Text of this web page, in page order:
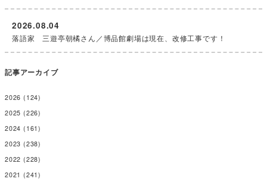
落語家 三遊亭朝橘さん／博品館劇場は現在、改修工事です！
2026.08.04
記事アーカイブ
2026 (124)
2025 (226)
2024 (161)
2023 (238)
2022 (228)
2021 (241)